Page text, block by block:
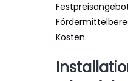
Kosten.